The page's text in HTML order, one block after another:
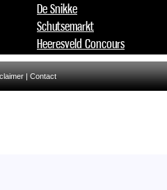
De Snikke
Schutsemarkt
Heeresveld Concours
|Contact